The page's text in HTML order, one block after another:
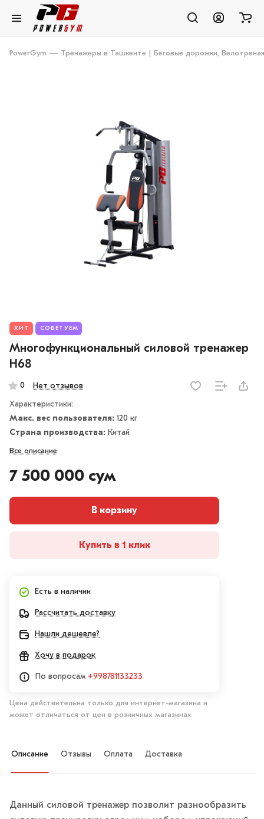
PowerGym — Тренажеры в Ташкенте | Беговые дорожки,
ХИТ СОВЕТУЕМ
Многофункциональный силовой тренажер
H68
0 Нет отзывов
Характеристики:
Макс. вес пользователя: 120 кг
Страна производства: Китай
Все описание
7 500 000 сум
В корзину
Купить в 1 клик
Есть в наличии
Рассчитать доставку
Нашли дешевле?
Хочу в подарок
По вопросам +998781133233
Цена действительна только для интернет-магазина и
может отличаться от цен в розничных магазинах
Описание Отзывы Оплата Доставка
Данный силовой тренажер позволит разнообразить